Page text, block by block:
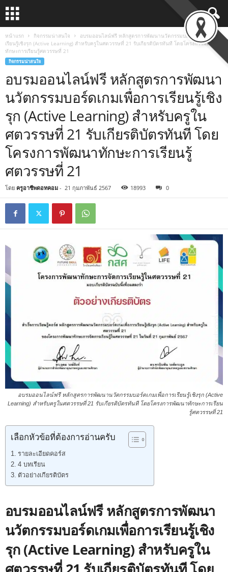
หน้าแรก กิจกรรมน่าสนใจ
อบรมออนไลน์ฟรี หลักสูตรการพัฒนานวัตกรรมบอร์ดเกมเพื่อการ
เรียนรู้เชิงรุก (Active Learning) สำหรับครูในศตวรรษที่ 21 รับเกียรติบัตรทันที โดยโครงการพัฒนา
ทักษะการเรียนรู้ศตวรรษที่ 21
กิจกรรมน่าสนใจ
อบรมออนไลน์ฟรี หลักสูตรการพัฒนา
นวัตกรรมบอร์ดเกมเพื่อการเรียนรู้เชิง
รุก (Active Learning) สำหรับครูใน
ศตวรรษที่ 21 รับเกียรติบัตรทันที โดย
โครงการพัฒนาทักษะการเรียนรู้
ศตวรรษที่ 21
โดย ครูอาชีพดอทคอม - 21 กุมภาพันธ์ 2567 18993 0
อบรมออนไลน์ฟรี หลักสูตรการพัฒนานวัตกรรมบอร์ดเกมเพื่อการเรียนรู้เชิงรุก (Active
Learning) สำหรับครูในศตวรรษที่ 21 รับเกียรติบัตรทันที โดยโครงการพัฒนาทักษะการเรียน
รู้ศตวรรษที่ 21
เลือกหัวข้อที่ต้องการอ่านครับ
รายละเอียดคอร์ส
4 บทเรียน
ตัวอย่างเกียรติบัตร
อบรมออนไลน์ฟรี หลักสูตรการพัฒนา
นวัตกรรมบอร์ดเกมเพื่อการเรียนรู้เชิง
รุก (Active Learning) สำหรับครูใน